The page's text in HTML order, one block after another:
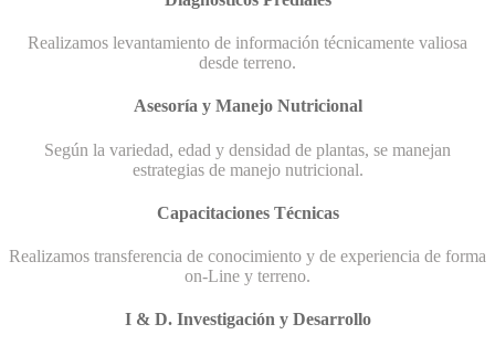
Realizamos levantamiento de información técnicamente valiosa
desde terreno.
Asesoría y Manejo Nutricional
Según la variedad, edad y densidad de plantas, se manejan
estrategias de manejo nutricional.
Capacitaciones Técnicas
Realizamos transferencia de conocimiento y de experiencia de forma
on-Line y terreno.
I & D. Investigación y Desarrollo